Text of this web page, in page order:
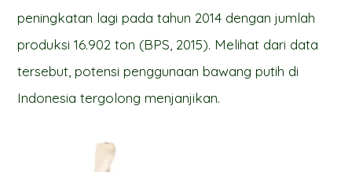
peningkatan lagi pada tahun 2014 dengan jumlah
produksi 16.902 ton (BPS, 2015). Melihat dari data
tersebut, potensi penggunaan bawang putih di
Indonesia tergolong menjanjikan.